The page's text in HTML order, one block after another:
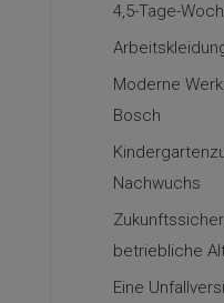
4,5-Tage-
Moderne
Bosch
Nachwuchs
betriebliche
Eine